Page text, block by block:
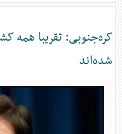
ها
کره‌جنوبی: تقریبا همه
شده‌اند